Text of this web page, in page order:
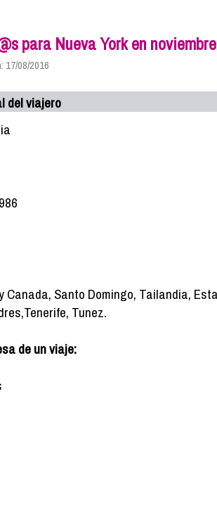
para Nueva York en noviembre
17/08/2016
del viajero
Canada, Santo Domingo, Tailandia,
Tunez.
de un viaje: